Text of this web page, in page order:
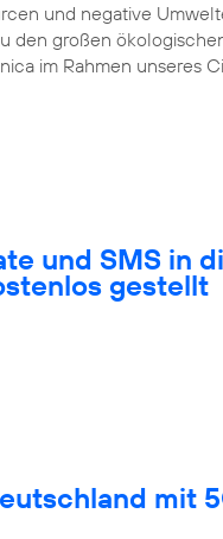
und negative
den großen
im Rahmen unseres
und SMS in
gestellt
mit